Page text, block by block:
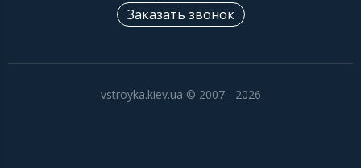
Заказать звонок
vstroyka.kiev.ua © 2007 - 2026